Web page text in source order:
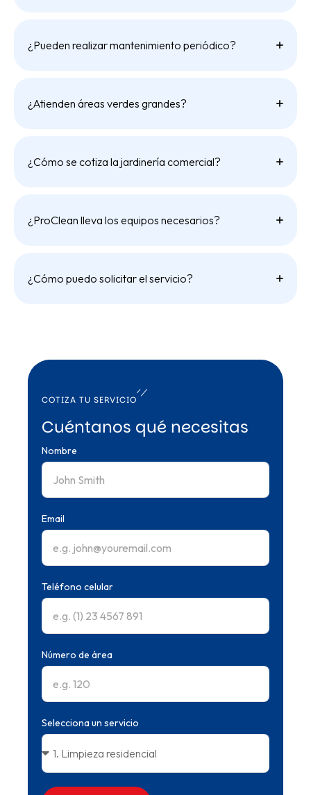
¿Pueden realizar mantenimiento periódico?
¿Atienden áreas verdes grandes?
¿Cómo se cotiza la jardinería comercial?
¿ProClean lleva los equipos necesarios?
¿Cómo puedo solicitar el servicio?
COTIZA TU SERVICIO
Cuéntanos qué necesitas
Nombre
Email
Teléfono celular
Número de área
Selecciona un servicio